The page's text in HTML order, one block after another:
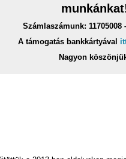
Számlaszámunk: 11705008
A támogatás bankkártyával
Nagyon